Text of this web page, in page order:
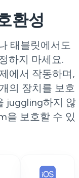
환성
태블릿에서도
하지 마세요.
에서 작동하며,
의 장치를 보호
juggling하지 않
을 보호할 수 있